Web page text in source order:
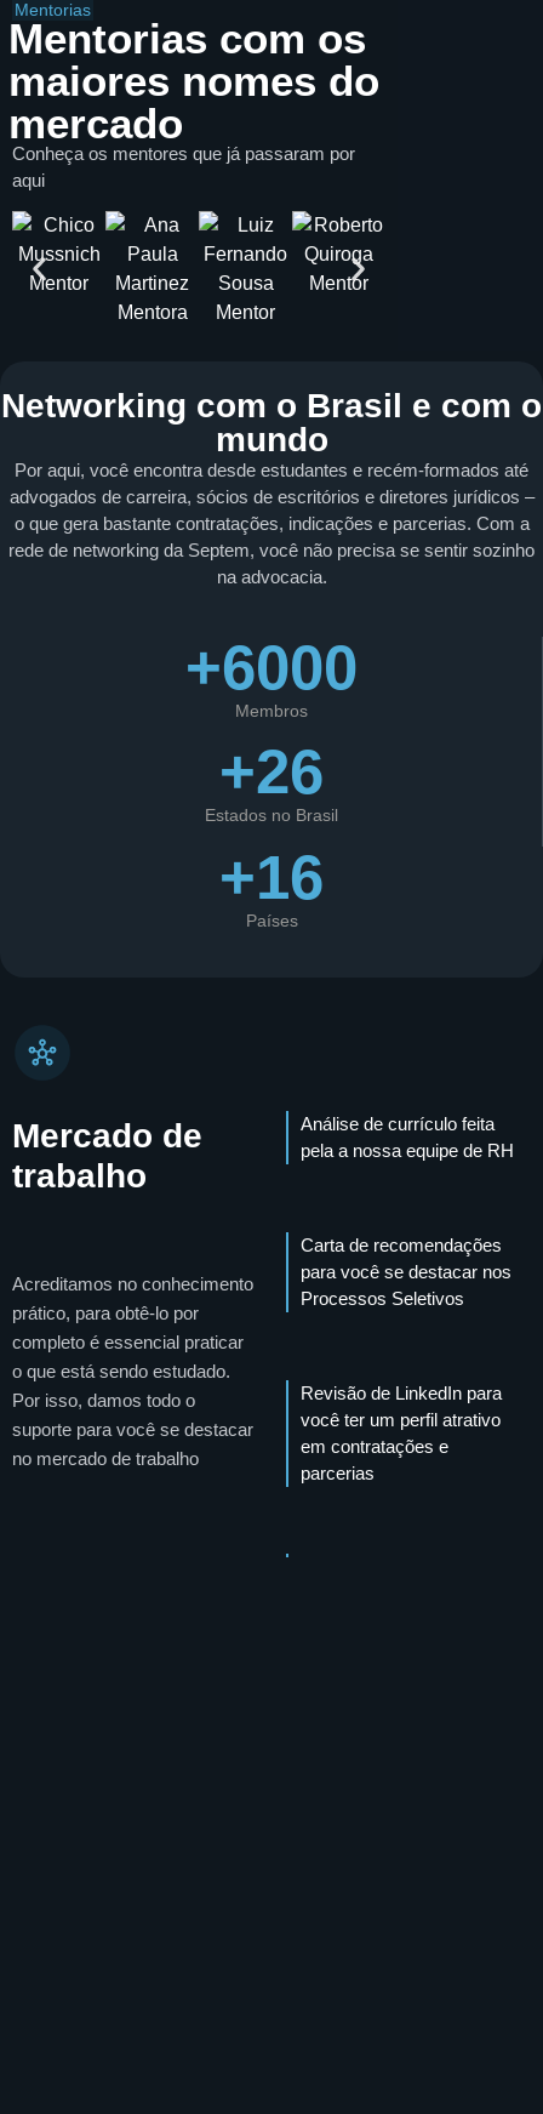
Mentorias
Mentorias com os
maiores nomes do
mercado
Conheça os mentores que já passaram por
aqui
Networking com o Brasil e com o
mundo
Por aqui, você encontra desde estudantes e recém-formados até
advogados de carreira, sócios de escritórios e diretores jurídicos –
o que gera bastante contratações, indicações e parcerias. Com a
rede de networking da Septem, você não precisa se sentir sozinho
na advocacia.
+6000
Membros
+26
Estados no Brasil
+16
Países
Mercado de
trabalho
Acreditamos no conhecimento
prático, para obtê-lo por
completo é essencial praticar
o que está sendo estudado.
Por isso, damos todo o
suporte para você se destacar
no mercado de trabalho
Análise de currículo feita
pela a nossa equipe de RH
Carta de recomendações
para você se destacar nos
Processos Seletivos
Revisão de LinkedIn para
você ter um perfil atrativo
em contratações e
parcerias